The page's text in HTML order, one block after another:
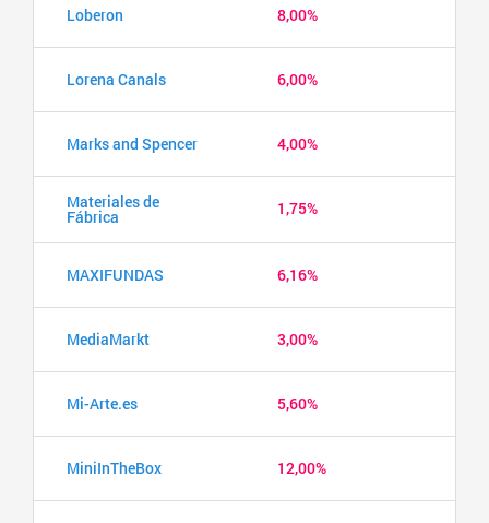
Loberon 8,00%
Lorena Canals 6,00%
Marks and Spencer 4,00%
Materiales de
Fábrica 1,75%
MAXIFUNDAS 6,16%
MediaMarkt 3,00%
Mi-Arte.es 5,60%
MiniInTheBox 12,00%